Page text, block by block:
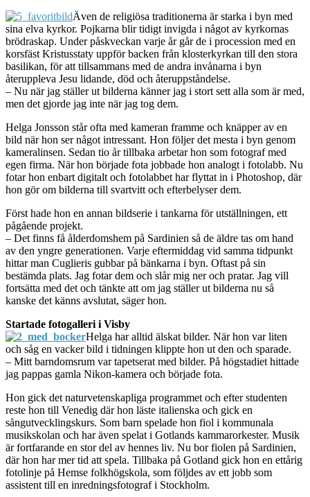
Även de religiösa traditionerna är starka i byn med
sina elva kyrkor. Pojkarna blir tidigt invigda i något av kyrkornas
brödraskap. Under påskveckan varje år går de i procession med en
korsfäst Kristusstaty uppför backen från klosterkyrkan till den stora
basilikan, för att tillsammans med de andra invånarna i byn
återuppleva Jesu lidande, död och återuppståndelse.
– Nu när jag ställer ut bilderna känner jag i stort sett alla som är med,
men det gjorde jag inte när jag tog dem.
Helga Jonsson står ofta med kameran framme och knäpper av en
bild när hon ser något intressant. Hon följer det mesta i byn genom
kameralinsen. Sedan tio år tillbaka arbetar hon som fotograf med
egen firma. När hon började fota jobbade hon analogt i fotolabb. Nu
fotar hon enbart digitalt och fotolabbet har flyttat in i Photoshop, där
hon gör om bilderna till svartvitt och efterbelyser dem.
Först hade hon en annan bildserie i tankarna för utställningen, ett
pågående projekt.
– Det finns få ålderdomshem på Sardinien så de äldre tas om hand
av den yngre generationen. Varje eftermiddag vid samma tidpunkt
hittar man Cuglieris gubbar på bänkarna i byn. Oftast på sin
bestämda plats. Jag fotar dem och slår mig ner och pratar. Jag vill
fortsätta med det och tänkte att om jag ställer ut bilderna nu så
kanske det känns avslutat, säger hon.
Startade fotogalleri i Visby
Helga har alltid älskat bilder. När hon var liten
och såg en vacker bild i tidningen klippte hon ut den och sparade.
– Mitt barndomsrum var tapetserat med bilder. På högstadiet hittade
jag pappas gamla Nikon-kamera och började fota.
Hon gick det naturvetenskapliga programmet och efter studenten
reste hon till Venedig där hon läste italienska och gick en
sångutvecklingskurs. Som barn spelade hon fiol i kommunala
musikskolan och har även spelat i Gotlands kammarorkester. Musik
är fortfarande en stor del av hennes liv. Nu bor fiolen på Sardinien,
där hon har mer tid att spela. Tillbaka på Gotland gick hon en ettårig
fotolinje på Hemse folkhögskola, som följdes av ett jobb som
assistent till en inredningsfotograf i Stockholm.